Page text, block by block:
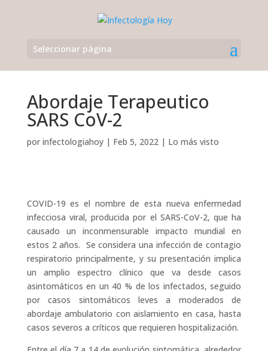
Seleccionar página
Abordaje Terapeutico
SARS CoV-2
por infectologiahoy| Feb 5, 2022| Lo más visto
COVID-19 es el nombre de esta nueva enfermedad
infecciosa viral, producida por el SARS-CoV-2, que ha
causado un inconmensurable impacto mundial en
estos 2 años. Se considera una infección de contagio
respiratorio principalmente, y su presentación implica
un amplio espectro clínico que va desde casos
asintomáticos en un 40 % de los infectados, seguido
por casos sintomáticos leves a moderados de
abordaje ambulatorio con aislamiento en casa, hasta
casos severos a críticos que requieren hospitalización.